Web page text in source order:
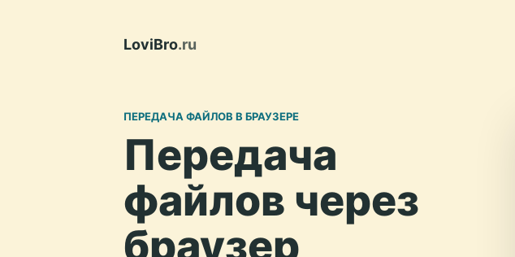
LoviBro.ru
ПЕРЕДАЧА ФАЙЛОВ В БРАУЗЕРЕ
Передача
файлов через
браузер